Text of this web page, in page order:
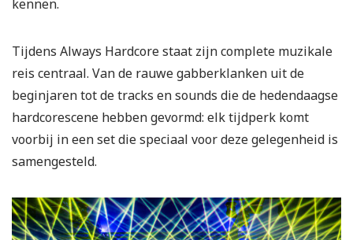
kennen.
Tijdens Always Hardcore staat zijn complete muzikale
reis centraal. Van de rauwe gabberklanken uit de
beginjaren tot de tracks en sounds die de hedendaagse
hardcorescene hebben gevormd: elk tijdperk komt
voorbij in een set die speciaal voor deze gelegenheid is
samengesteld.